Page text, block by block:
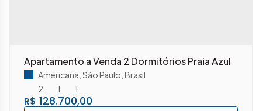
Apartamento a Venda 2 Dormitórios Praia Azul
R$ 128.700,00
Americana São Paulo Brasil
2
1 1